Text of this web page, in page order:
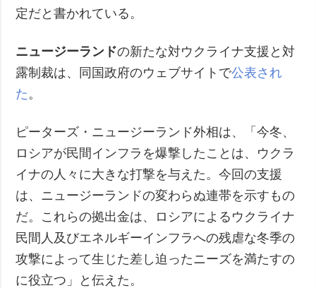
定だと書かれている。
ニュージーランドの新たな対ウクライナ支援と対
露制裁は、同国政府のウェブサイトで公表され
た 。
ピーターズ・ニュージーランド外相は、「今冬、
ロシアが民間インフラを爆撃したことは、ウクラ
イナの人々に大きな打撃を与えた。今回の支援
は、ニュージーランドの変わらぬ連帯を示すもの
だ。これらの拠出金は、ロシアによるウクライナ
民間人及びエネルギーインフラへの残虐な冬季の
攻撃によって生じた差し迫ったニーズを満たすの
に役立つ」と伝えた。